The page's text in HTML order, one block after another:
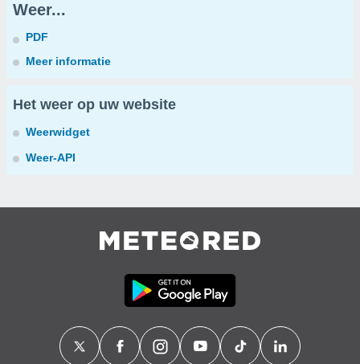
Weer...
PDF
Meer informatie
Het weer op uw website
Weerwidget
Weer-API